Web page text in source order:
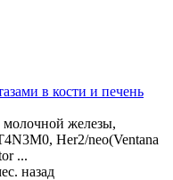
в кости и печень
железы,
Her2/neo(Ventana
...
назад